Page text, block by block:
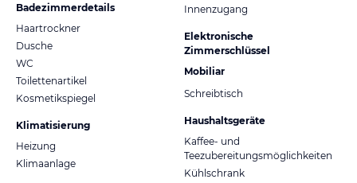
Badezimmerdetails
Haartrockner
Dusche
WC
Toilettenartikel
Kosmetikspiegel
Klimatisierung
Heizung
Klimaanlage
Innenzugang
Elektronische
Zimmerschlüssel
Mobiliar
Schreibtisch
Haushaltsgeräte
Kaffee- und
Teezubereitungsmöglichkeiten
Kühlschrank